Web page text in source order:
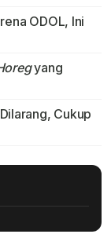
ODOL, Ini
yang
Cukup